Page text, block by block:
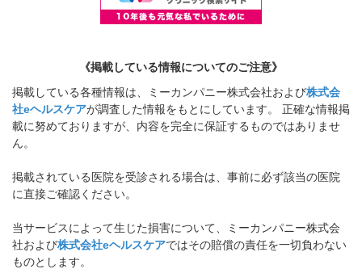
《掲載している情報についてのご注意》
掲載している各種情報は、ミーカンパニー株式会社および株式会
社eヘルスケアが調査した情報をもとにしています。 正確な情報掲
載に努めておりますが、内容を完全に保証するものではありませ
ん。
掲載されている医院を受診される場合は、事前に必ず該当の医院
に直接ご確認ください。
当サービスによって生じた損害について、ミーカンパニー株式会
社および株式会社eヘルスケアではその賠償の責任を一切負わない
ものとします。